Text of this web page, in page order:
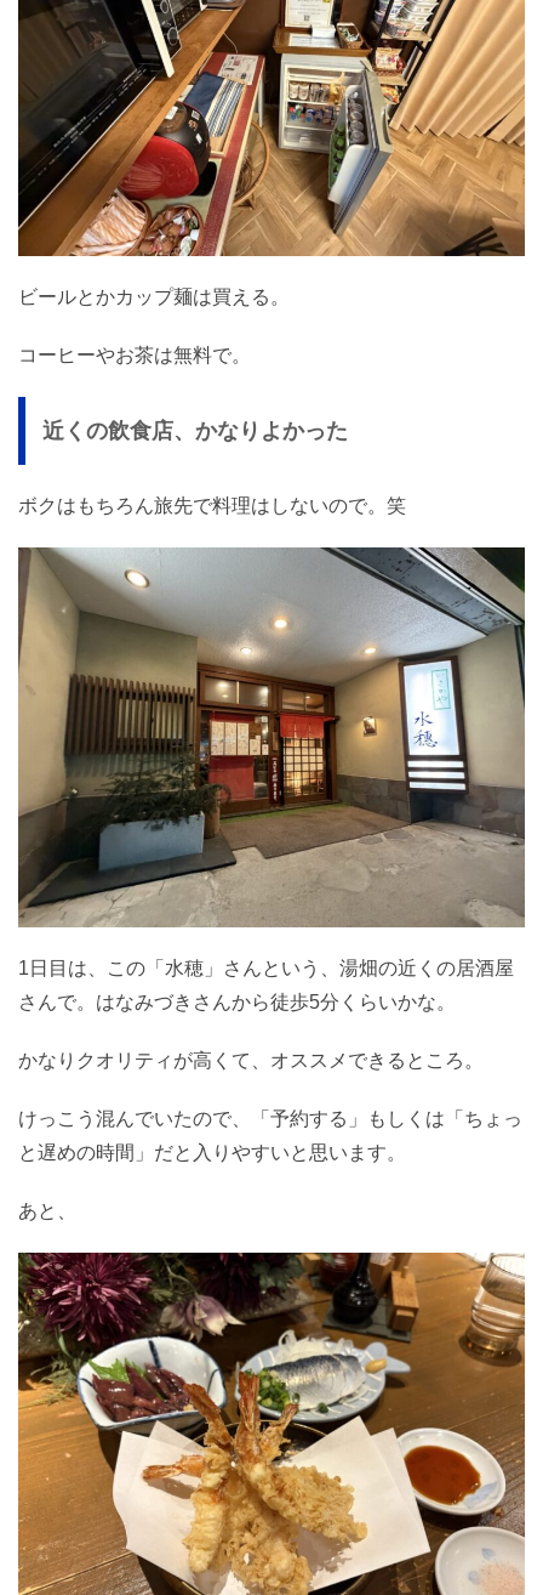
ビールとかカップ麺は買える。
コーヒーやお茶は無料で。
近くの飲食店、かなりよかった
ボクはもちろん旅先で料理はしないので。笑
1日目は、この「水穂」さんという、湯畑の近くの居酒屋
さんで。はなみづきさんから徒歩5分くらいかな。
かなりクオリティが高くて、オススメできるところ。
けっこう混んでいたので、「予約する」もしくは「ちょっ
と遅めの時間」だと入りやすいと思います。
あと、